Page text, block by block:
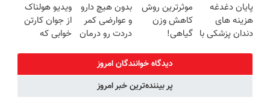
خرید40%تخفیف
برگردون(40%off)
برگردون
(40%off)
پایان دغدغه
هزینه های
دندان پزشکی با
موثرترین روش
کاهش وزن
گیاهی!
بدون هیچ دارو
و عوارضی کمر
دردت رو درمان
(پرسش‌نامه)
ویدیو هولناک
از جوان کارتن
خوابی که
دیدگاه خوانندگان امروز
پر بیننده‌ترین خبر امروز